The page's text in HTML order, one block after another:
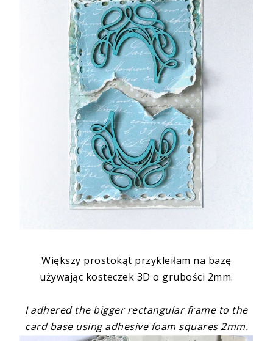
Większy prostokąt przykleiłam na bazę
używając kosteczek 3D o grubości 2mm.
I adhered the bigger rectangular frame to the
card base usingadhesive foam squares 2mm.